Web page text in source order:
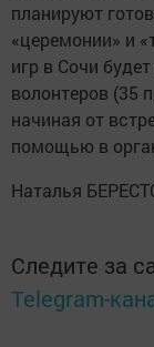
планируют
«церемонии» и
игр в Сочи
волонтеров (35
начиная от
помощью в
Наталья
Следите за
Telegram-